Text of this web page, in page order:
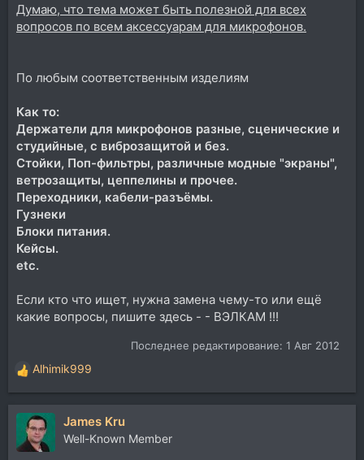
Думаю, что тема может быть полезной для всех
вопросов по всем аксессуарам для микрофонов.
По любым соответственным изделиям
Как то:
Держатели для микрофонов разные, сценические и
студийные, с виброзащитой и без.
Стойки, Поп-фильтры, различные модные "экраны",
ветрозащиты, цеппелины и прочее.
Переходники, кабели-разъёмы.
Гузнеки
Блоки питания.
Кейсы.
etc.
Если кто что ищет, нужна замена чему-то или ещё
какие вопросы, пишите здесь - - ВЭЛКАМ !!!
Последнее редактирование: 1 Авг 2012
Р
е
а
и
Alhimik999
James Kru
Well-Known Member